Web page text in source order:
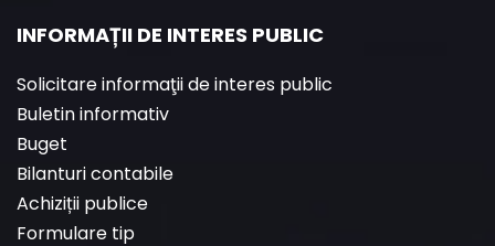
INFORMAȚII DE INTERES PUBLIC
Solicitare informaţii de interes public
Buletin informativ
Buget
Bilanturi contabile
Achiziții publice
Formulare tip